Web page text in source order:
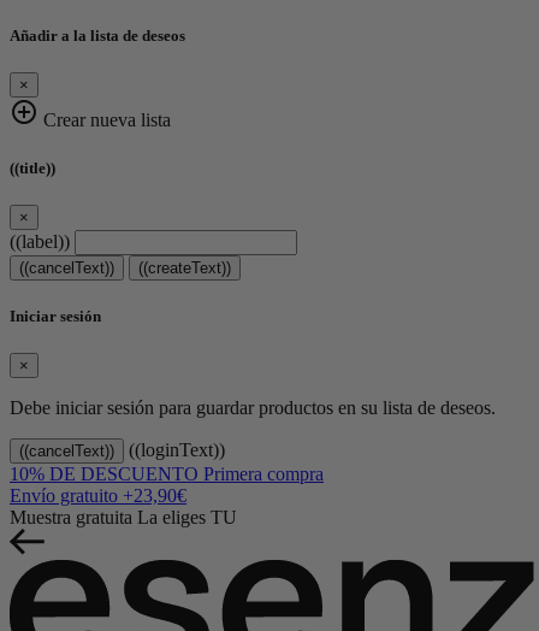
Añadir a la lista de deseos
×
add_circle_outline Crear nueva lista
((title))
×
((label))
((cancelText)) ((createText))
Iniciar sesión
×
Debe iniciar sesión para guardar productos en su lista de deseos.
((cancelText))
((loginText))
10% DE DESCUENTO Primera compra
Envío gratuito +23,90€
Muestra gratuita La eliges TU